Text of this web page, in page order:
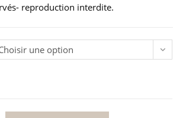
reproduction interdite.
une option